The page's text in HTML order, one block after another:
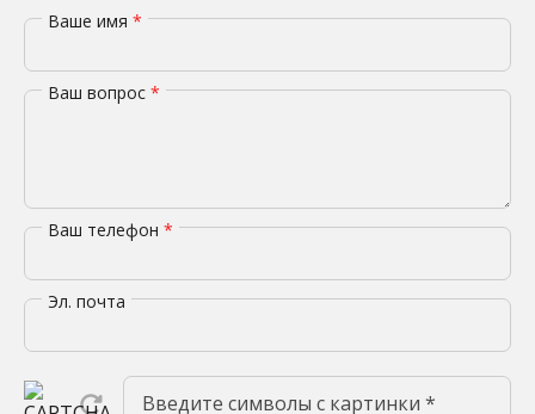
Ваше имя *
Ваш вопрос *
Ваш телефон *
Эл. почта